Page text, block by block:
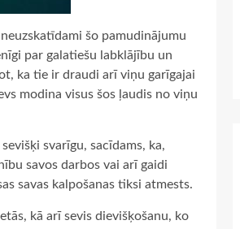
šo pamudinājumu
par galatiešu labklājību un
ka tie ir draudi arī viņu garīgajai
modina visus šos ļaudis no viņu
svarīgu, sacīdams, ka,
savos darbos vai arī gaidi
savas kalpošanas tiksi atmests.
kā arī sevis dievišķošanu, ko